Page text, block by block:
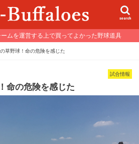
search
ームを運営する上で買ってよかった野球道具
草野球！命の危険を感じた
試合情報
命の危険を感じた